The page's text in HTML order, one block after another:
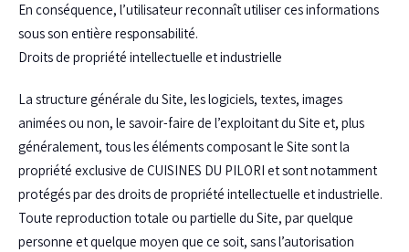
En conséquence, l’utilisateur reconnaît utiliser ces informations
sous son entière responsabilité.
Droits de propriété intellectuelle et industrielle
La structure générale du Site, les logiciels, textes, images
animées ou non, le savoir-faire de l’exploitant du Site et, plus
généralement, tous les éléments composant le Site sont la
propriété exclusive de CUISINES DU PILORI et sont notamment
protégés par des droits de propriété intellectuelle et industrielle.
Toute reproduction totale ou partielle du Site, par quelque
personne et quelque moyen que ce soit, sans l’autorisation